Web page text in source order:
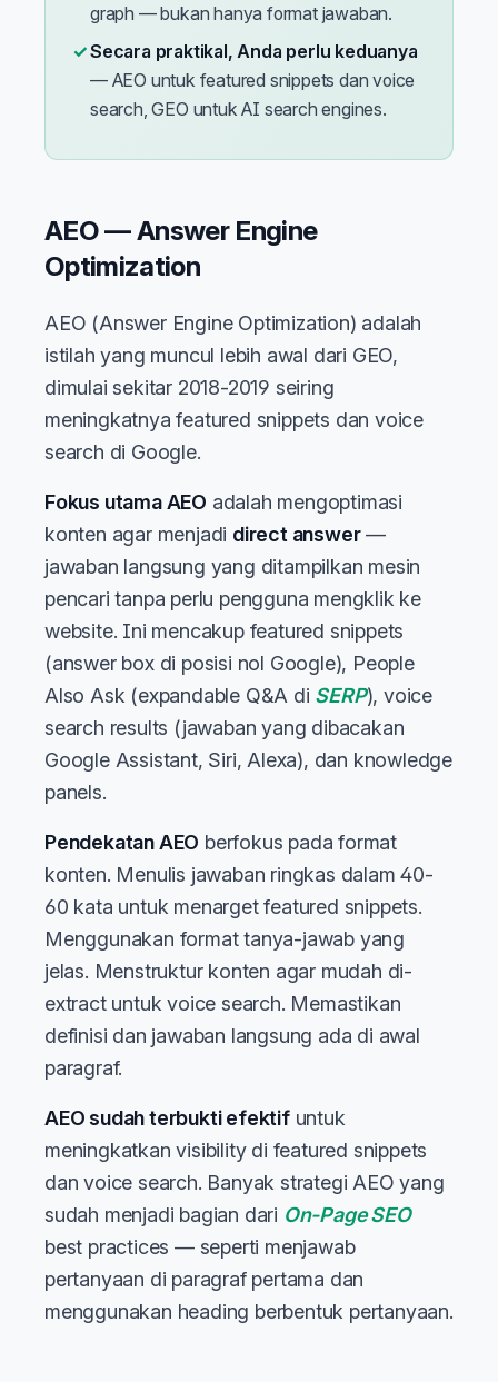
graph — bukan hanya format jawaban.
Secara praktikal, Anda perlu keduanya
— AEO untuk featured snippets dan voice
search, GEO untuk AI search engines.
AEO — Answer Engine
Optimization
AEO (Answer Engine Optimization) adalah
istilah yang muncul lebih awal dari GEO,
dimulai sekitar 2018-2019 seiring
meningkatnya featured snippets dan voice
search di Google.
Fokus utama AEO adalah mengoptimasi
konten agar menjadi direct answer—
jawaban langsung yang ditampilkan mesin
pencari tanpa perlu pengguna mengklik ke
website. Ini mencakup featured snippets
(answer box di posisi nol Google), People
Also Ask (expandable Q&A di SERP), voice
search results (jawaban yang dibacakan
Google Assistant, Siri, Alexa), dan knowledge
panels.
Pendekatan AEO berfokus pada format
konten. Menulis jawaban ringkas dalam 40-
60 kata untuk menarget featured snippets.
Menggunakan format tanya-jawab yang
jelas. Menstruktur konten agar mudah di-
extract untuk voice search. Memastikan
definisi dan jawaban langsung ada di awal
paragraf.
AEO sudah terbukti efektifuntuk
meningkatkan visibility di featured snippets
dan voice search. Banyak strategi AEO yang
sudah menjadi bagian dari On-Page SEO
best practices — seperti menjawab
pertanyaan di paragraf pertama dan
menggunakan heading berbentuk pertanyaan.